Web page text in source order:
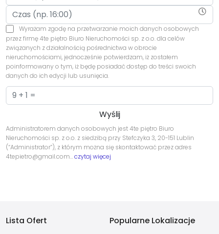
Wyrażam zgodę na przetwarzanie moich danych osobowych
przez firmę 4te piętro Biuro Nieruchomości sp. z o.o. dla celów
związanych z działalnością pośrednictwa w obrocie
nieruchomościami, jednocześnie potwierdzam, iż zostałem
poinformowany o tym, iż będę posiadać dostęp do treści swoich
danych do ich edycji lub usunięcia.
Administratorem danych osobowych jest 4te piętro Biuro
Nieruchomości sp. z o.o. z siedzibą przy Stefczyka 3, 20-151 Lublin
(“Administrator”), z którym można się skontaktować przez adres
4tepietro@gmail.com…czytaj więcej
Lista Ofert
Popularne Lokalizacje